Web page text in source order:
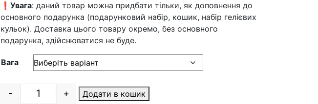
700
грн
❗️Увага: даний товар можна придбати тільки, як доповнення до
основного подарунка (подарунковий набір, кошик, набір гелієвих
кульок). Доставка цього товару окремо, без основного
подарунка, здійснюватися не буде.
Вага
Quantity
- + Додати в кошик